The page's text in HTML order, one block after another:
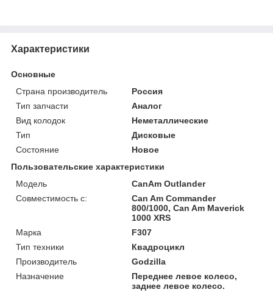
Характеристики
Основные
Страна производитель
Россия
Тип запчасти
Аналог
Вид колодок
Неметаллические
Тип
Дисковые
Состояние
Новое
Пользовательские характеристики
Модель
CanAm Outlander
Совместимость с:
Can Am Commander
800/1000, Can Am Maverick
1000 XRS
Марка
F307
Тип техники
Квадроцикл
Производитель
Godzilla
Назначение
Переднее левое колесо,
заднее левое колесо.